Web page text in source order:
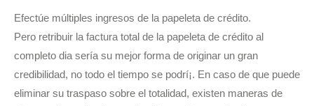
Efectúe múltiples ingresos de la papeleta de crédito.
Pero retribuir la factura total de la papeleta de crédito al
completo dia serí­a su mejor forma de originar un gran
credibilidad, no todo el tiempo se podrí¡. En caso de que puede
eliminar su traspaso sobre el totalidad, existen maneras de